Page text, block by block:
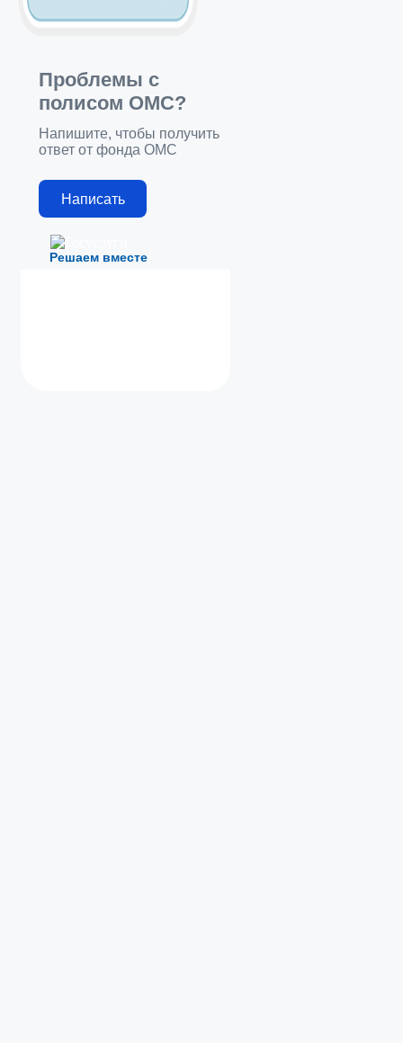
Решаем вместе
Проблемы с
полисом ОМС?
Напишите, чтобы получить
ответ от фонда ОМС
Написать